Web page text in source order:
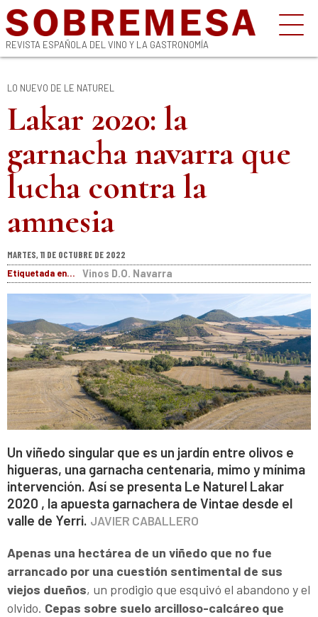
REVISTA ESPAÑOLA DEL VINO Y LA GASTRONOMÍA
LO NUEVO DE LE NATUREL
Lakar 2020: la
garnacha navarra que
lucha contra la
amnesia
MARTES, 11 DE OCTUBRE DE 2022
Etiquetada en...
Vinos D.O. Navarra
Un viñedo singular que es un jardín entre olivos e
higueras, una garnacha centenaria, mimo y mínima
intervención. Así se presenta Le Naturel Lakar
2020 , la apuesta garnachera de Vintae desde el
valle de Yerri. JAVIER CABALLERO
Apenas una hectárea de un viñedo que no fue
arrancado por una cuestión sentimental de sus
viejos dueños, un prodigio que esquivó el abandono y el
olvido. Cepas sobre suelo arcilloso-calcáreo que